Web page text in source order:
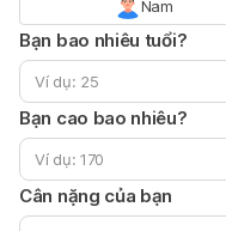
Nam
Bạn bao nhiêu tuổi?
Bạn cao bao nhiêu?
Cân nặng của bạn